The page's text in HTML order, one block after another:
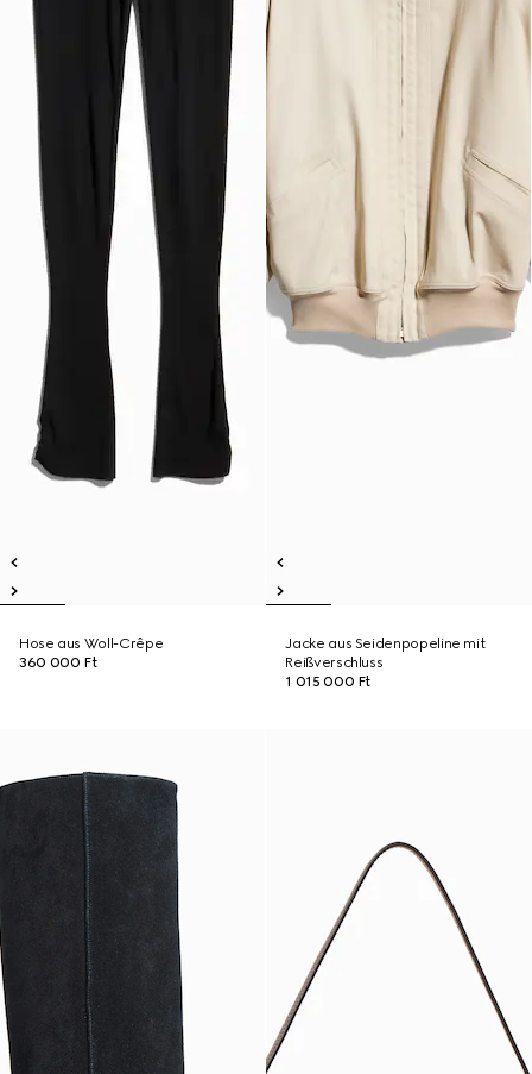
Hose aus Woll-Crêpe
360 000 Ft
Jacke aus Seidenpopeline mit
Reißverschluss
1 015 000 Ft